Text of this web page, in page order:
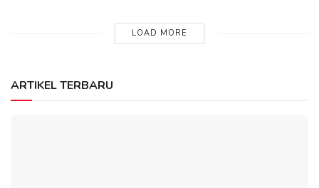
LOAD MORE
ARTIKEL TERBARU